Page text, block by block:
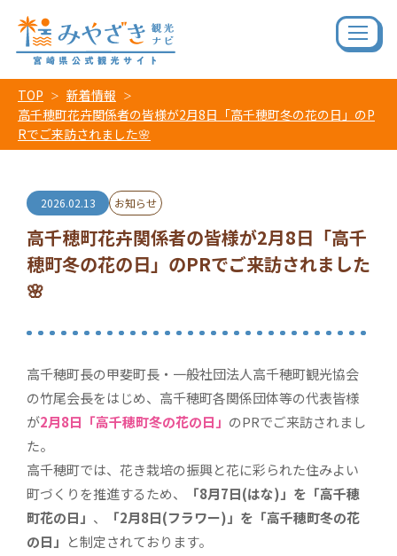
TOP
新着情報
高千穂町花卉関係者の皆様が2月8日「高千穂町冬の花の日」のP
Rでご来訪されました🌸
2026.02.13 お知らせ
高千穂町花卉関係者の皆様が2月8日「高千
穂町冬の花の日」のPRでご来訪されました
🌸
高千穂町長の甲斐町長・一般社団法人高千穂町観光協会
の竹尾会長をはじめ、高千穂町各関係団体等の代表皆様
が2月8日「高千穂町冬の花の日」 のPRでご来訪されまし
た。
高千穂町では、花き栽培の振興と花に彩られた住みよい
町づくりを推進するため、
「8月7日(はな)」を「高千穂
町花の日」 、
「2月8日(フラワー)」を「高千穂町冬の花
の日」 と制定されております。